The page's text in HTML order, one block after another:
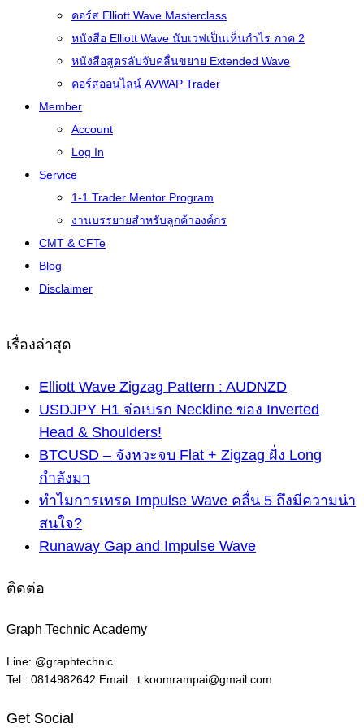
คอร์ส Elliott Wave Masterclass
หนังสือ Elliott Wave นับเวฟเป็นเห็นกำไร ภาค 2
หนังสือสูตรลับจับคลื่นขยาย Extended Wave
คอร์สออนไลน์ AVWAP Trader
Member
Account
Log In
Service
1-1 Trader Mentor Program
งานบรรยายสำหรับลูกค้าองค์กร
CMT & CFTe
Blog
Disclaimer
เรื่องล่าสุด
Elliott Wave Zigzag Pattern : AUDNZD
USDJPY H1 จ่อเบรก Neckline ของ Inverted
Head & Shoulders!
BTCUSD – จังหวะจบ Flat + Zigzag ฝั่ง Long
กำลังมา
ทำไมการเทรด Impulse Wave คลื่น 5 ถึงมีความน่า
สนใจ?
Runaway Gap and Impulse Wave
ติดต่อ
Graph Technic Academy
Line: @graphtechnic
Tel : 0814982642 Email : t.koomrampai@gmail.com
Get Social